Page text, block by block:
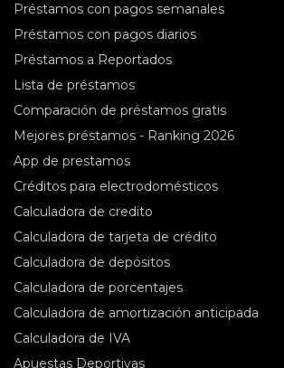
Préstamos con pagos semanales
Préstamos con pagos diarios
Préstamos a Reportados
Lista de préstamos
Comparación de préstamos gratis
Mejores préstamos - Ranking 2026
App de prestamos
Créditos para electrodomésticos
Сalculadora de credito
Calculadora de tarjeta de crédito
Calculadora de depósitos
Calculadora de porcentajes
Calculadora de amortización anticipada
Calculadora de IVA
Apuestas Deportivas